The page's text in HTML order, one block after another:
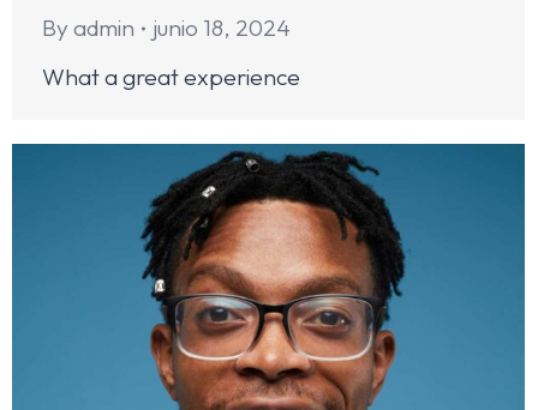
By admin
junio 18, 2024
What a great experience